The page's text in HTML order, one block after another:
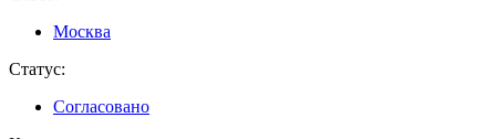
Москва
Статус:
Согласовано